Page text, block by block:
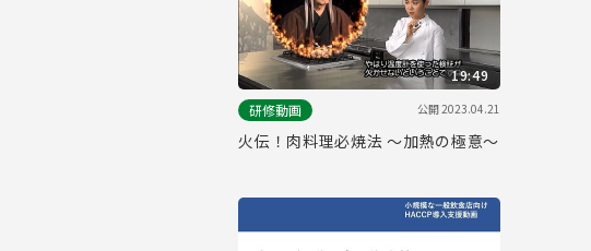
19:49
研修動画
公開2023.04.21
火伝！肉料理必焼法 ～加熱の極意～